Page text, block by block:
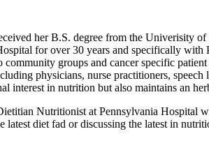
her B.S. degree from the Univerisity
for over 30 years and specifically
community groups and cancer specific
physicians, nurse practitioners,
interest in nutrition but also maintains an
Nutritionist at Pennsylvania Hospital
latest diet fad or discussing the latest in